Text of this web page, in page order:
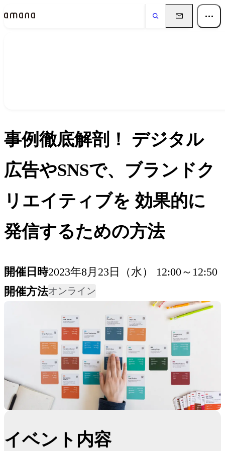
事例徹底解剖！ デジタル
広告やSNSで、ブランドク
リエイティブを 効果的に
発信するための方法
開催日時2023年8月23日（水） 12:00～12:50
開催方法オンライン
イベント内容